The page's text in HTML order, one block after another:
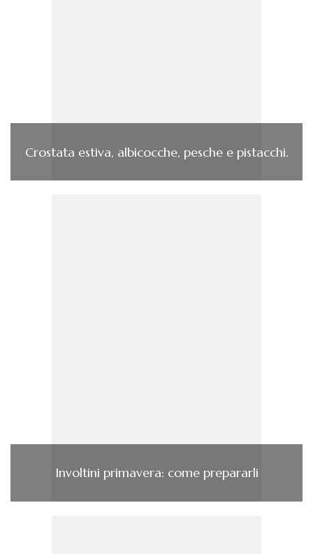
Crostata estiva, albicocche, pesche e pistacchi.
Involtini primavera: come prepararli